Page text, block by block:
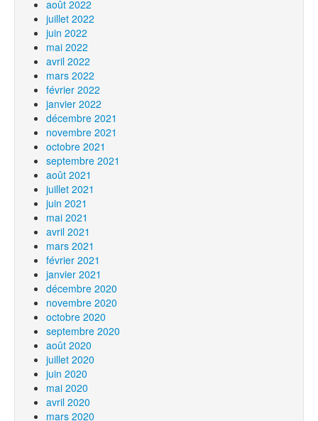
août 2022
juillet 2022
juin 2022
mai 2022
avril 2022
mars 2022
février 2022
janvier 2022
décembre 2021
novembre 2021
octobre 2021
septembre 2021
août 2021
juillet 2021
juin 2021
mai 2021
avril 2021
mars 2021
février 2021
janvier 2021
décembre 2020
novembre 2020
octobre 2020
septembre 2020
août 2020
juillet 2020
juin 2020
mai 2020
avril 2020
mars 2020